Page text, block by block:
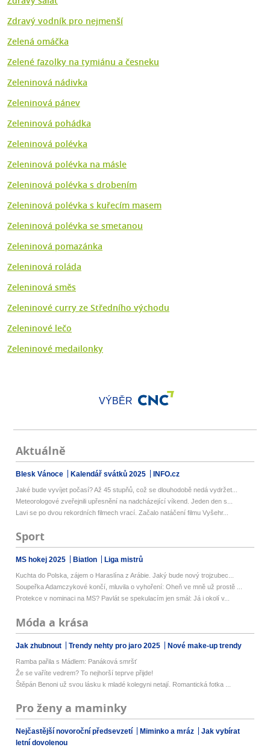
Zdravý vodník pro nejmenší
Zelená omáčka
Zelené fazolky na tymiánu a česneku
Zeleninová nádivka
Zeleninová pánev
Zeleninová pohádka
Zeleninová polévka
Zeleninová polévka na másle
Zeleninová polévka s drobením
Zeleninová polévka s kuřecím masem
Zeleninová polévka se smetanou
Zeleninová pomazánka
Zeleninová roláda
Zeleninová směs
Zeleninové curry ze Středního východu
Zeleninové lečo
Zeleninové medailonky
VÝBĚR
Aktuálně
Blesk Vánoce Kalendář svátků 2025 INFO.cz
Jaké bude vyvíjet počasí? Až 45 stupňů, což se dlouhodobě nedá vydržet...
Meteorologové zveřejnili upřesnění na nadcházející víkend. Jeden den s...
Lavi se po dvou rekordních filmech vrací. Začalo natáčení filmu Vyšehr...
Sport
MS hokej 2025 Biatlon Liga mistrů
Kuchta do Polska, zájem o Haraslína z Arábie. Jaký bude nový trojzubec...
Soupeřka Adamczykové končí, mluvila o vyhoření: Oheň ve mně už prostě ...
Protekce v nominaci na MS? Pavlát se spekulacím jen smál: Já i okolí v...
Móda a krása
Jak zhubnout Trendy nehty pro jaro 2025 Nové make-up trendy
Ramba pařila s Mádlem: Panáková smršť
Že se vaříte vedrem? To nejhorší teprve přijde!
Štěpán Benoni už svou lásku k mladé kolegyni netají. Romantická fotka ...
Pro ženy a maminky
Nejčastější novoroční předsevzetí Miminko a mráz
Jak vybírat
letní dovolenou